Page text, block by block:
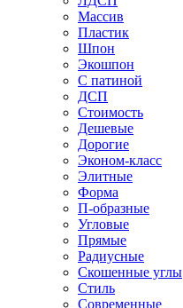
Массив
Пластик
Шпон
Экошпон
С патиной
ДСП
Стоимость
Дешевые
Дорогие
Эконом-класс
Элитные
Форма
П-образные
Угловые
Прямые
Радиусные
Скошенные углы
Стиль
Современные